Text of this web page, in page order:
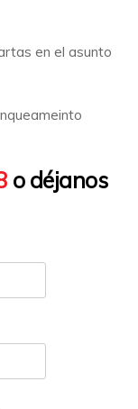
en el asunto
o déjanos